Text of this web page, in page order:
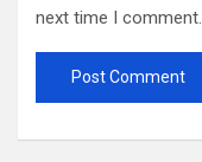
next time I comment.